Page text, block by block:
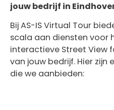
jouw bedrijf in
Bij AS-IS Virtual Tour
scala aan diensten voor
interactieve Street View
van jouw bedrijf. Hier zijn
die we aanbieden: